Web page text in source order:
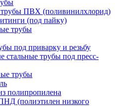
ПВХ (поливинилхлорид)
(под пайку)
трубы
под приварку и резьбу
стальные трубы под пресс-
трубы
полипропилена
(полиэтилен низкого